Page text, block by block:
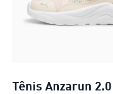
Tênis Anzarun